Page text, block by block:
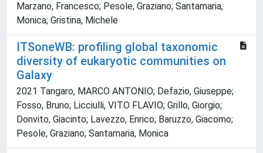
Marzano, Francesco; Pesole, Graziano; Santamaria,
Monica; Gristina, Michele
ITSoneWB: profiling global taxonomic
diversity of eukaryotic communities on
Galaxy
2021 Tangaro, MARCO ANTONIO; Defazio, Giuseppe;
Fosso, Bruno; Licciulli, VITO FLAVIO; Grillo, Giorgio;
Donvito, Giacinto; Lavezzo, Enrico; Baruzzo, Giacomo;
Pesole, Graziano; Santamaria, Monica